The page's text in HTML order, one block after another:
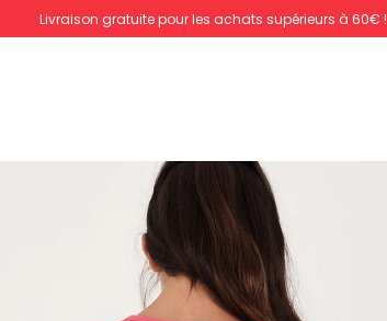
Livraison gratuite pour les achats supérieurs à 60€ !